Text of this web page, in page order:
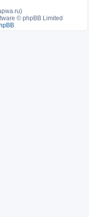
© phpBB Limited